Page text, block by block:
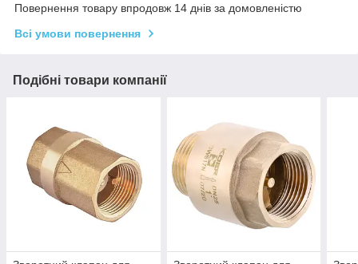
Повернення товару впродовж 14 днів за домовленістю
Всі умови повернення
Подібні товари компанії